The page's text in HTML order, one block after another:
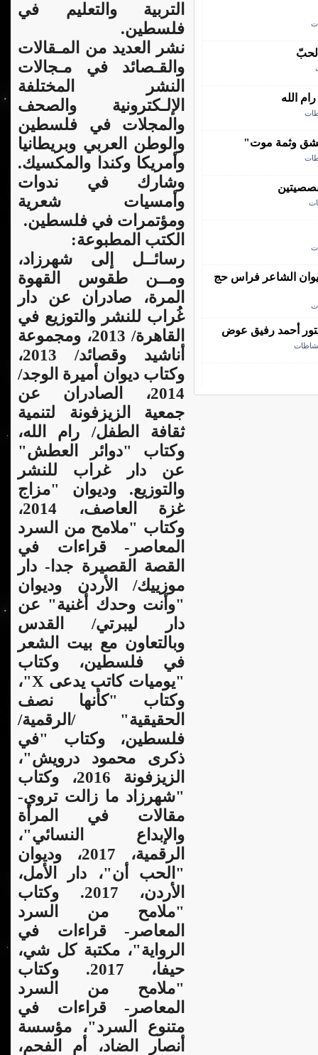
الله
وثمة موت"
الشاعر فراس حج
أحمد رفيق عوض
التربية والتعليم في
فلسطين.
نشر العديد من المـقالات
والقـصائد في مـجالات
النشر المختلفة
الإلـكترونية والصحف
والمجلات في فلسطين
والوطن العربي وبريطانيا
وأمريكا وكندا والمكسيك.
وشارك في ندوات
وأمسيات شعرية
ومؤتمرات في فلسطين.
الكتب المطبوعة:
رسائــل إلى شهرزاد،
ومــن طقوس القهوة
المرة، صادران عن دار
غُراب للنشر والتوزيع في
القاهرة/ 2013، ومجموعة
أناشيد وقصائد/ 2013،
وكتاب ديوان أميرة الوجد/
2014، الصادران عن
جمعية الزيزفونة لتنمية
ثقافة الطفل/ رام الله،
وكتاب "دوائر العطش"
عن دار غراب للنشر
والتوزيع. وديوان "مزاج
غزة العاصف، 2014،
وكتاب "ملامح من السرد
المعاصر- قراءات في
القصة القصيرة جدا- دار
موزييك/ الأردن وديوان
"وأنت وحدك أغنية" عن
دار ليبرتي/ القدس
وبالتعاون مع بيت الشعر
في فلسطين، وكتاب
"يوميات كاتب يدعى X"،
وكتاب "كأنها نصف
الحقيقية" /الرقمية/
فلسطين، وكتاب "في
ذكرى محمود درويش"،
الزيزفونة 2016، وكتاب
"شهرزاد ما زالت تروي-
مقالات في المرأة
والإبداع النسائي"،
الرقمية، 2017، وديوان
"الحب أن"، دار الأمل،
الأردن، 2017. وكتاب
"ملامح من السرد
المعاصر- قراءات في
الرواية"، مكتبة كل شي،
حيفا، 2017. وكتاب
"ملامح من السرد
المعاصر- قراءات في
متنوع السرد"، مؤسسة
أنصار الضاد، أم الفحم،